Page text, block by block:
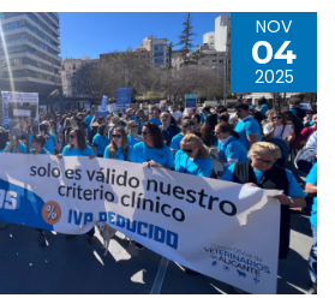
NOV
04
2025